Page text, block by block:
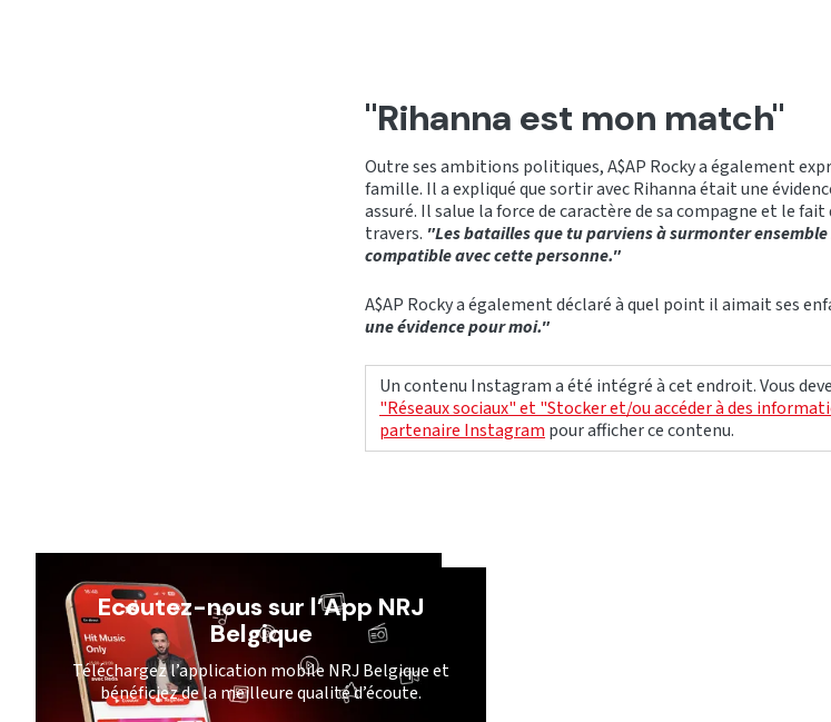
"Rihanna est mon match"
Outre ses ambitions politiques, A$AP Rocky a également
famille. Il a expliqué que sortir avec Rihanna était une
assuré. Il salue la force de caractère de sa compagne et le
travers. "Les batailles que tu parviens à surmonter
compatible avec cette personne."
A$AP Rocky a également déclaré à quel point il aimait ses
une évidence pour moi."
Un contenu Instagram a été intégré à cet endroit. Vous
"Réseaux sociaux" et "Stocker et/ou accéder à des
partenaire Instagrampour afficher ce contenu.
Ecoutez-nous sur l’App NRJ
Belgique
Téléchargez l’application mobile NRJ Belgique et
bénéficiez de la meilleure qualité d’écoute.